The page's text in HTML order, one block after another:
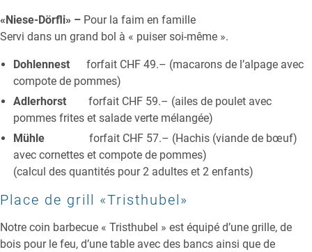
«Niese-Dörfli» – Pour la faim en famille
Servi dans un grand bol à « puiser soi-même ».
Dohlennestforfait CHF 49.– (macarons de l’alpage avec
compote de pommes)
Adlerhorstforfait CHF 59.– (ailes de poulet avec
pommes frites et salade verte mélangée)
Mühle
forfait CHF 57.– (Hachis (viande de bœuf)
avec cornettes et compote de pommes)
(calcul des quantités pour 2 adultes et 2 enfants)
Place de grill «Tristhubel»
Notre coin barbecue « Tristhubel » est équipé d’une grille, de
bois pour le feu, d’une table avec des bancs ainsi que de